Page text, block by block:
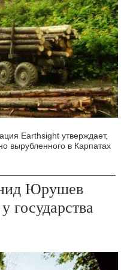
Earthsight утверждает,
вырубленного в Карпатах
Юрушев
государства